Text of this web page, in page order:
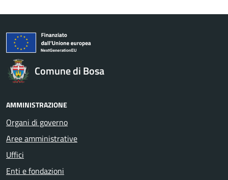
Comune di Bosa
AMMINISTRAZIONE
Organi di governo
Aree amministrative
Uffici
Enti e fondazioni